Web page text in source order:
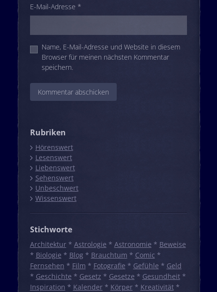
E-Mail-Adresse *
Name, E-Mail-Adresse und Website in diesem
Browser für meinen nächsten Kommentar
speichern.
Rubriken
Hörenswert
Lesenswert
Liebenswert
Sehenswert
Unbeschwert
Wissenswert
Stichworte
Architektur* Astrologie * Astronomie * Beweise
* Biologie * Blog* Brauchtum * Comic *
Fernsehen * Film * Fotografie * Gefühle * Geld
* Geschichte * Gesetz * Gesetze * Gesundheit*
Inspiration * Kalender* Körper* Kreativität*